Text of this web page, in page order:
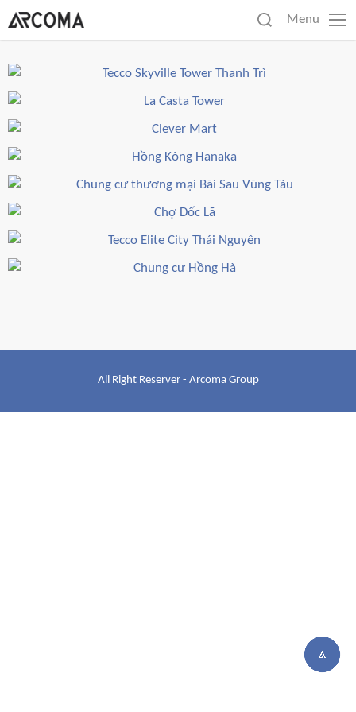
Skip
to
Tìm
kiếm
Menu
Tecco Skyville Tower
Thanh Trì
La Casta Tower
Hồng Kông Hanaka
Chung cư thương mại Bãi
Sau Vũng Tàu
Chợ Dốc Lã
Tecco Elite City Thái
Chung cư Hồng Hà
All Right Reserver - Arcoma Group